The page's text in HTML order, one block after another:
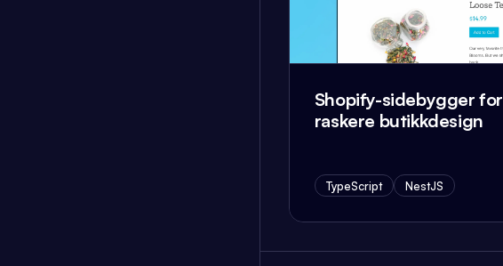
Shopify-sidebygger for
raskere butikkdesign
TypeScript NestJS